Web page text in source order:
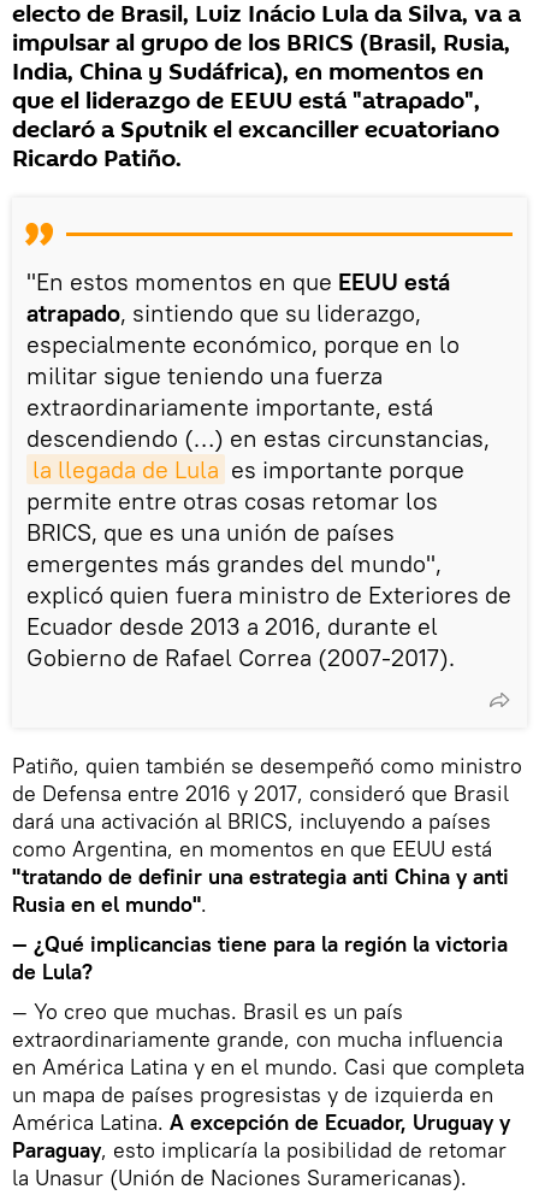
electo de Brasil, Luiz Inácio Lula da Silva, va a
impulsar al grupo de los BRICS (Brasil, Rusia,
India, China y Sudáfrica), en momentos en
que el liderazgo de EEUU está "atrapado",
declaró a Sputnik el excanciller ecuatoriano
Ricardo Patiño.
"En estos momentos en que EEUU está
atrapado, sintiendo que su liderazgo,
especialmente económico, porque en lo
militar sigue teniendo una fuerza
extraordinariamente importante, está
descendiendo (…) en estas circunstancias,
la llegada de Lula es importante porque
permite entre otras cosas retomar los
BRICS, que es una unión de países
emergentes más grandes del mundo",
explicó quien fuera ministro de Exteriores de
Ecuador desde 2013 a 2016, durante el
Gobierno de Rafael Correa (2007-2017).
Patiño, quien también se desempeñó como ministro
de Defensa entre 2016 y 2017, consideró que Brasil
dará una activación al BRICS, incluyendo a países
como Argentina, en momentos en que EEUU está
"tratando de definir una estrategia anti China y anti
Rusia en el mundo".
— ¿Qué implicancias tiene para la región la victoria
de Lula?
— Yo creo que muchas. Brasil es un país
extraordinariamente grande, con mucha influencia
en América Latina y en el mundo. Casi que completa
un mapa de países progresistas y de izquierda en
América Latina. A excepción de Ecuador, Uruguay y
Paraguay, esto implicaría la posibilidad de retomar
la Unasur (Unión de Naciones Suramericanas).